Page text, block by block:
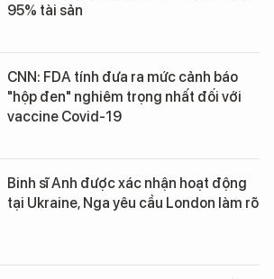
95% tài sản
CNN: FDA tính đưa ra mức cảnh báo
"hộp đen" nghiêm trọng nhất đối với
vaccine Covid-19
Binh sĩ Anh được xác nhận hoạt động
tại Ukraine, Nga yêu cầu London làm rõ